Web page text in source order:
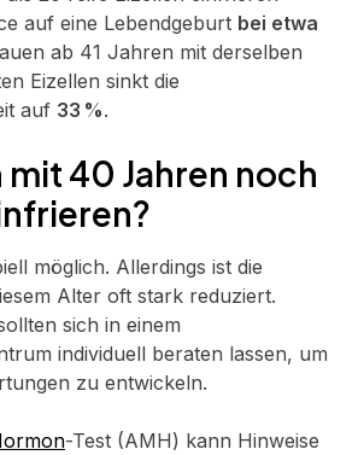
auf eine Lebendgeburt bei etwa
ab 41 Jahren mit derselben
Eizellen sinkt die
auf 33 %.
mit 40 Jahren noch
möglich. Allerdings ist die
Alter oft stark reduziert.
sich in einem
individuell beraten lassen, um
zu entwickeln.
-Test (AMH) kann Hinweise